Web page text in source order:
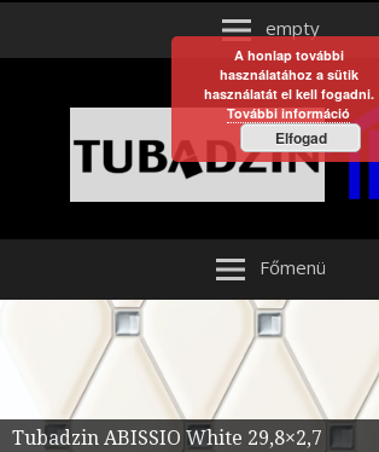
empty
Főmenü
Tubadzin ABISSIO White 29,8×2,7
A honlap további
használatához a sütik
használatát el kell fogadni.
További információ
Elfogad